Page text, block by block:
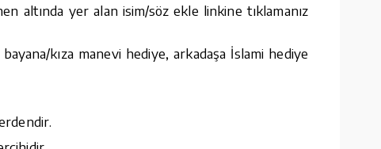
altında yer alan isim/söz ekle linkine tıklamanız
kıza manevi hediye, arkadaşa İslami hediye